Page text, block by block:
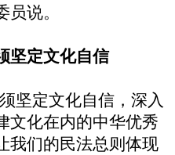
说。
坚定文化自信
定文化自信，深入
文化在内的中华优秀
我们的民法总则体现